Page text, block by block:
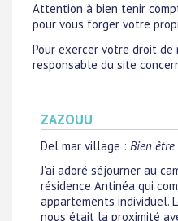
Attention à bien tenir
pour vous forger votre
Pour exercer votre droit
responsable du site
ZAZOUU
Del mar village : Bien être
J'ai adoré séjourner au
résidence Antinéa qui
appartements individuel.
nous était la proximité